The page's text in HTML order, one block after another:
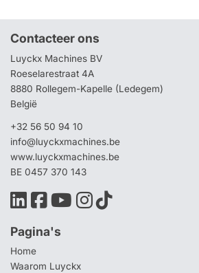
Contacteer ons
Luyckx Machines BV
Roeselarestraat 4A
8880 Rollegem-Kapelle (Ledegem)
België
+32 56 50 94 10
info@luyckxmachines.be
www.luyckxmachines.be
BE 0457 370 143
Pagina's
Home
Waarom Luyckx